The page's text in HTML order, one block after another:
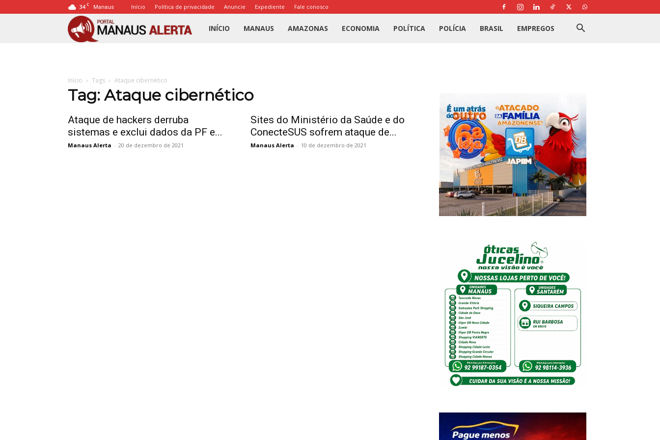
34 C Manaus Início Política de privacidade Anuncie Expediente Fale conosco
Portal
Alerta
INÍCIO MANAUS AMAZONAS ECONOMIA POLÍTICA POLÍCIA BRASIL EMPREGOS
Início Tags Ataque cibernético
Tag: Ataque cibernético
Ataque de hackers derruba
sistemas e exclui dados da PF e...
Manaus Alerta - 20 de dezembro de 2021
Sites do Ministério da Saúde e do
ConecteSUS sofrem ataque de...
Manaus Alerta - 10 de dezembro de 2021